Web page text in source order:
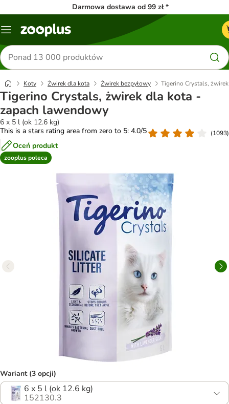
Darmowa dostawa od 99 zł *
Menu
Szukaj
produktów
Koty Żwirek dla kota Żwirek bezpyłowy Tigerino Crystals,
Tigerino Crystals, żwirek dla kota -
zapach lawendowy
6 x 5 l (ok 12.6 kg)
This is a stars rating area from zero to 5: 4.0/5
(1093)
Oceń produkt
zooplus poleca
Wariant (3 opcji)
6 x 5 l (ok 12.6 kg)
152130.3